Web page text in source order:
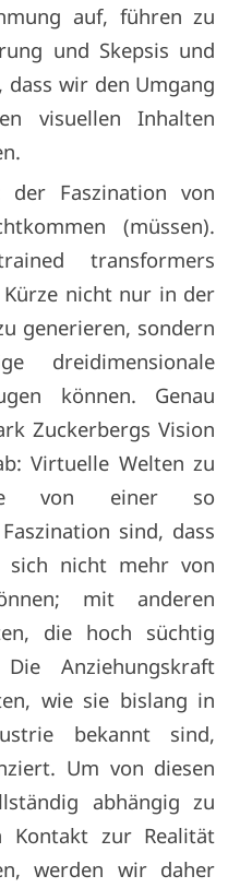
auf, führen zu
und Skepsis und
dass wir den Umgang
visuellen Inhalten
Faszination von
(müssen).
transformers
Kürze nicht nur in der
generieren, sondern
dreidimensionale
können. Genau
Zuckerbergs Vision
Virtuelle Welten zu
von einer so
sind, dass
sich nicht mehr von
mit anderen
die hoch süchtig
Anziehungskraft
wie sie bislang in
bekannt sind,
Um von diesen
abhängig zu
Kontakt zur Realität
werden wir daher